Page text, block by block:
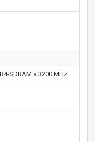
SDRAM a 3200 MHz